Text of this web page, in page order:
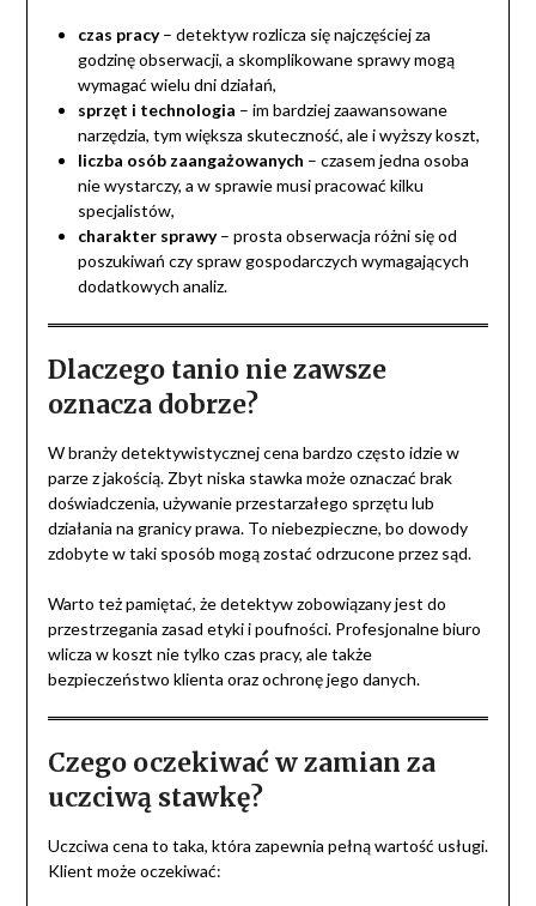
czas pracy– detektyw rozlicza się najczęściej za
godzinę obserwacji, a skomplikowane sprawy mogą
wymagać wielu dni działań,
sprzęt i technologia – im bardziej zaawansowane
narzędzia, tym większa skuteczność, ale i wyższy koszt,
liczba osób zaangażowanych – czasem jedna osoba
nie wystarczy, a w sprawie musi pracować kilku
specjalistów,
charakter sprawy– prosta obserwacja różni się od
poszukiwań czy spraw gospodarczych wymagających
dodatkowych analiz.
Dlaczego tanio nie zawsze
oznacza dobrze?
W branży detektywistycznej cena bardzo często idzie w
parze z jakością. Zbyt niska stawka może oznaczać brak
doświadczenia, używanie przestarzałego sprzętu lub
działania na granicy prawa. To niebezpieczne, bo dowody
zdobyte w taki sposób mogą zostać odrzucone przez sąd.
Warto też pamiętać, że detektyw zobowiązany jest do
przestrzegania zasad etyki i poufności. Profesjonalne biuro
wlicza w koszt nie tylko czas pracy, ale także
bezpieczeństwo klienta oraz ochronę jego danych.
Czego oczekiwać w zamian za
uczciwą stawkę?
Uczciwa cena to taka, która zapewnia pełną wartość usługi.
Klient może oczekiwać: